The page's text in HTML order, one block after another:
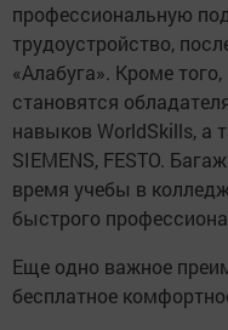
профессиональную
трудоустройство,
«Алабуга». Кроме
становятся
навыков WorldSkills, а
SIEMENS, FESTO.
время учебы в
быстрого
Еще одно важное
бесплатное